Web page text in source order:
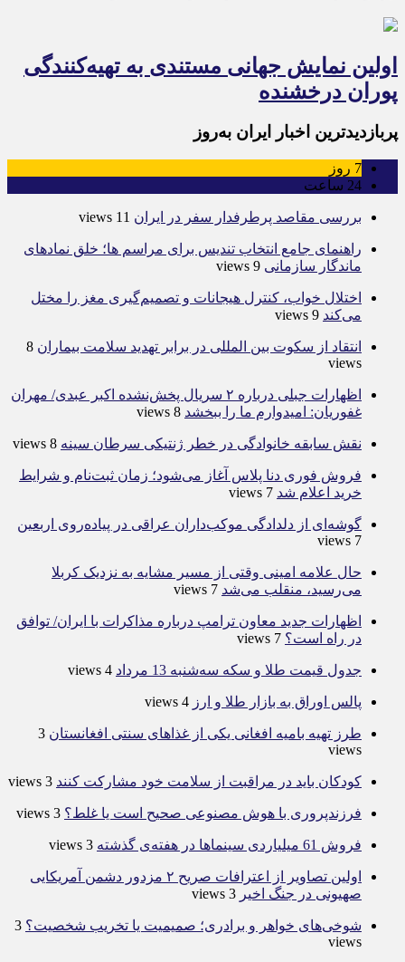
اولین نمایش جهانی مستندی به تهیه‌کنندگی
پوران درخشنده
پربازدیدترین اخبار ایران به‌روز
7 روز
24 ساعت
بررسی مقاصد پرطرفدار سفر در ایران 11 views
راهنمای جامع انتخاب تندیس برای مراسم ها؛ خلق نمادهای
ماندگار سازمانی 9 views
اختلال خواب، کنترل هیجانات و تصمیم‌گیری مغز را مختل
می‌کند 9 views
انتقاد از سکوت بین المللی در برابر تهدید سلامت بیماران 8
views
اظهارات جبلی درباره ۲ سریال پخش‌نشده اکبر عبدی/ مهران
غفوریان: امیدوارم ما را ببخشد 8 views
نقش سابقه خانوادگی در خطر ژنتیکی سرطان سینه 8 views
فروش فوری دنا پلاس آغاز می‌شود؛ زمان ثبت‌نام و شرایط
خرید اعلام شد 7 views
گوشه‌ای از دلدادگی موکب‌داران عراقی در پیاده‌روی اربعین
7 views
حال علامه امینی وقتی از مسیر مشایه به نزدیک کربلا
می‌رسید، منقلب می‌شد 7 views
اظهارات جدید معاون ترامپ درباره مذاکرات با ایران/ توافق
در راه است؟ 7 views
جدول قیمت طلا و سکه سه‌شنبه 13 مرداد 4 views
پالس اوراق به بازار طلا و ارز 4 views
طرز تهیه بامیه افغانی یکی از غذاهای سنتی افغانستان 3
views
کودکان باید در مراقبت از سلامت خود مشارکت کنند 3 views
فرزندپروری با هوش مصنوعی صحیح است یا غلط؟ 3 views
فروش 61 میلیاردی سینماها در هفته‌ی گذشته 3 views
اولین تصاویر از اعترافات صریح ۲ مزدور دشمن آمریکایی
صهیونی در جنگ اخیر 3 views
شوخی‌های خواهر و برادری؛ صمیمیت یا تخریب شخصیت؟ 3
views